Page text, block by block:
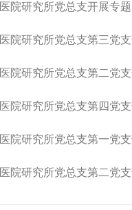
医院研究所党总支开展专
医院研究所党总支第三党
医院研究所党总支第二党
医院研究所党总支第四党
医院研究所党总支第一党
医院研究所党总支第二党